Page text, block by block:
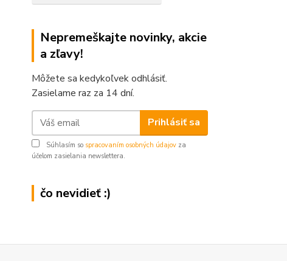
Nepremeškajte novinky, akcie
a zľavy!
Môžete sa kedykoľvek odhlásiť.
Zasielame raz za 14 dní.
Prihlásiť sa
Súhlasím so spracovaním osobných údajov za
účelom zasielania newslettera.
čo nevidieť :)